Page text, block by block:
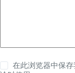
在此浏览器中保